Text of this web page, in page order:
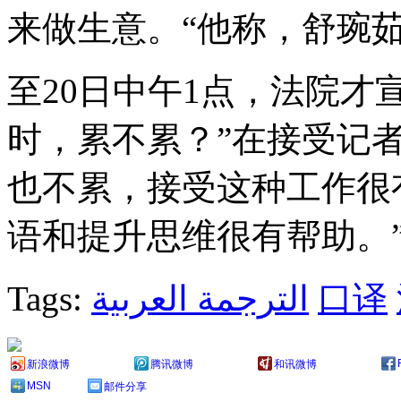
来做生意。“他称，舒琬
至20日中午1点，法院才
时，累不累？”在接受记
也不累，接受这种工作
语和提升思维很有帮助。
Tags: الترجمة العربية 口译
新浪微博 腾讯微博 和讯微博
MSN
邮件分享